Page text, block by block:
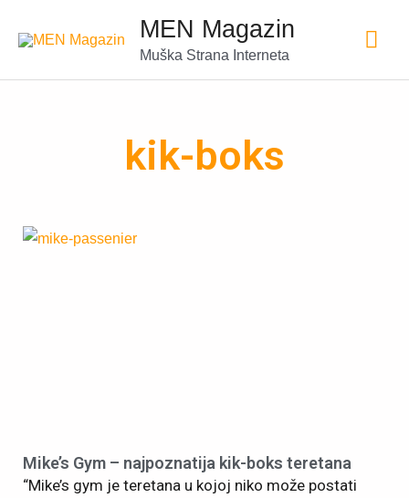
MEN Magazin
Muška Strana Interneta
kik-boks
Mike’s Gym – najpoznatija kik-boks teretana
“Mike’s gym je teretana u kojoj niko može postati